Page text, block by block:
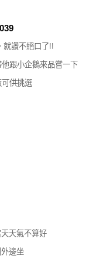
就讚不絕口了!!
跟小企鵝來品嘗一下
供挑選
天氣不算好
邊坐